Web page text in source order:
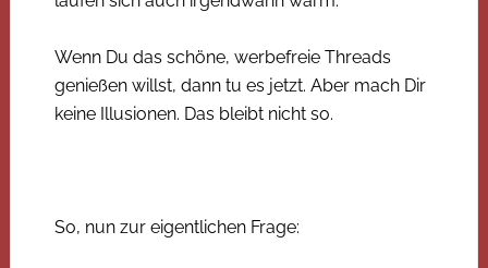
Wenn Du das schöne, werbefreie Threads
genießen willst, dann tu es jetzt. Aber mach Dir
keine Illusionen. Das bleibt nicht so.
So, nun zur eigentlichen Frage: